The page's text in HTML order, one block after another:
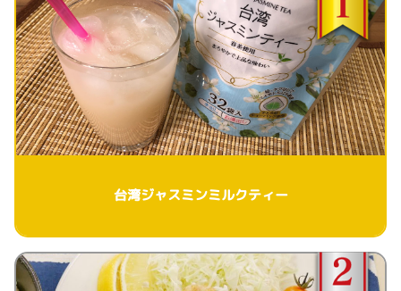
台湾ジャスミンミルクティー